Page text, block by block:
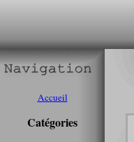
Accueil
Catégories